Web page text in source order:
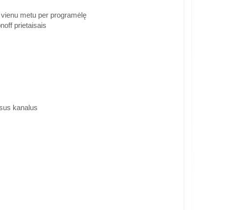
metu per programėlę
prietaisais
kanalus